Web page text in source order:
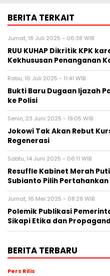
BERITA TERKAIT
Jumat, 18 Juli 2025 - 06:38 WIB
RUU KUHAP Dikritik KPK
Kekhususan Penanganan
Rabu, 16 Juli 2025 - 11:41 WIB
Bukti Baru Dugaan Ijazah
ke Polisi
Senin, 23 Juni 2025 - 19:05 WIB
Jokowi Tak Akan Rebut
Regenerasi
Sabtu, 14 Juni 2025 - 06:11 WIB
Resuffle Kabinet Merah
Subianto Pilih
Jumat, 16 Mei 2025 - 08:28 WIB
Polemik Publikasi
Sikapi Etika dan
BERITA TERBARU
Pers Rilis